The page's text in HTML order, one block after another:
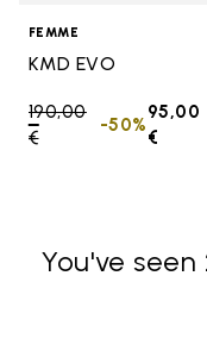
FEMME
KMD EVO
Price reduced from
190,00
€to
95,00
€
-50%
You've